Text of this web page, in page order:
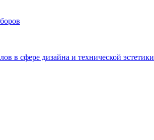
в сфере дизайна и технической эстетики